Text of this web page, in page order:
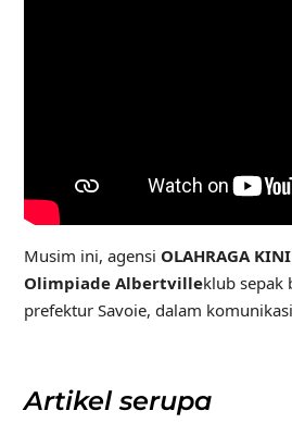
Musim ini, agensi OLAHRAGA KINI
Olimpiade Albertvilleklub sepak
prefektur Savoie, dalam
Artikel serupa